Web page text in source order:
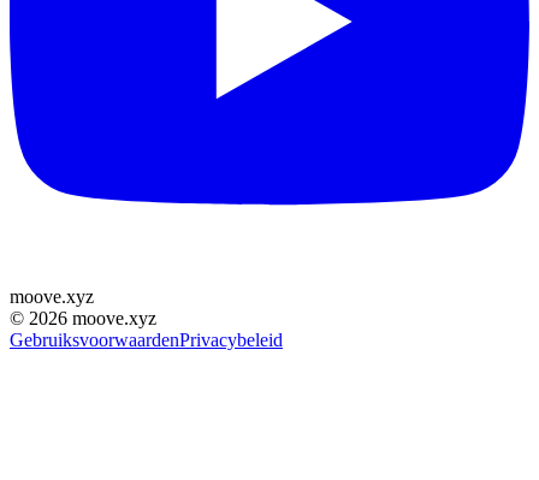
moove.xyz
© 2026 moove.xyz
GebruiksvoorwaardenPrivacybeleid